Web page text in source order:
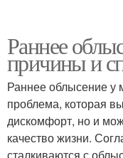
Раннее
причины и
Раннее облысение у
проблема, которая
дискомфорт, но и
качество жизни.
сталкиваются с